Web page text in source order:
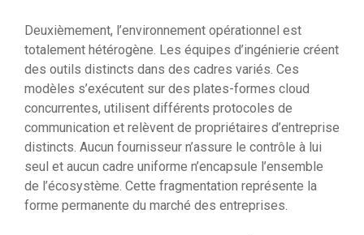
Deuxièmement, l’environnement opérationnel est
totalement hétérogène. Les équipes d’ingénierie créent
des outils distincts dans des cadres variés. Ces
modèles s’exécutent sur des plates-formes cloud
concurrentes, utilisent différents protocoles de
communication et relèvent de propriétaires d’entreprise
distincts. Aucun fournisseur n’assure le contrôle à lui
seul et aucun cadre uniforme n’encapsule l’ensemble
de l’écosystème. Cette fragmentation représente la
forme permanente du marché des entreprises.